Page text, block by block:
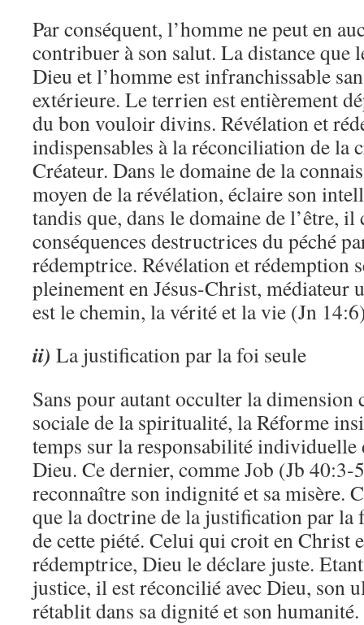
Par conséquent, l’homme ne peut en
contribuer à son salut. La distance que
Dieu et l’homme est infranchissable
extérieure. Le terrien est entièrement
du bon vouloir divins. Révélation et
indispensables à la réconciliation de la
Créateur. Dans le domaine de la
moyen de la révélation, éclaire son
tandis que, dans le domaine de l’être,
conséquences destructrices du péché
rédemptrice. Révélation et rédemption
pleinement en Jésus-Christ, médiateur
est le chemin, la vérité et la vie (Jn
ii) La justification par la foi seule
Sans pour autant occulter la dimension
sociale de la spiritualité, la Réforme
temps sur la responsabilité individuelle
Dieu. Ce dernier, comme Job (Jb 40:3-
reconnaître son indignité et sa misère.
que la doctrine de la justification par la
de cette piété. Celui qui croit en Christ
rédemptrice, Dieu le déclare juste.
justice, il est réconcilié avec Dieu, son
rétablit dans sa dignité et son